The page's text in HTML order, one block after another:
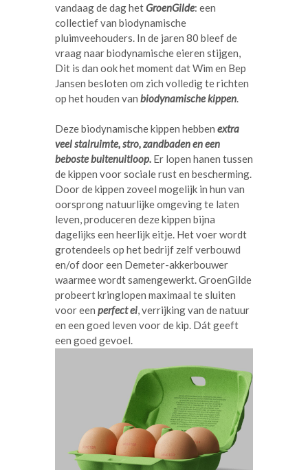
vandaag de dag hetGroenGilde: een
collectief van biodynamische
pluimveehouders. In de jaren 80 bleef de
vraag naar biodynamische eieren stijgen,
Dit is dan ook het moment dat Wim en Bep
Jansen besloten om zich volledig te richten
op het houden van biodynamische kippen.
Deze biodynamische kippen hebben extra
veel stalruimte, stro, zandbaden en een
beboste buitenuitloop. Er lopen hanen tussen
de kippen voor sociale rust en bescherming.
Door de kippen zoveel mogelijk in hun van
oorsprong natuurlijke omgeving te laten
leven, produceren deze kippen bijna
dagelijks een heerlijk eitje. Het voer wordt
grotendeels op het bedrijf zelf verbouwd
en/of door een Demeter-akkerbouwer
waarmee wordt samengewerkt. GroenGilde
probeert kringlopen maximaal te sluiten
voor een perfect ei, verrijking van de natuur
en een goed leven voor de kip. Dát geeft
een goed gevoel.